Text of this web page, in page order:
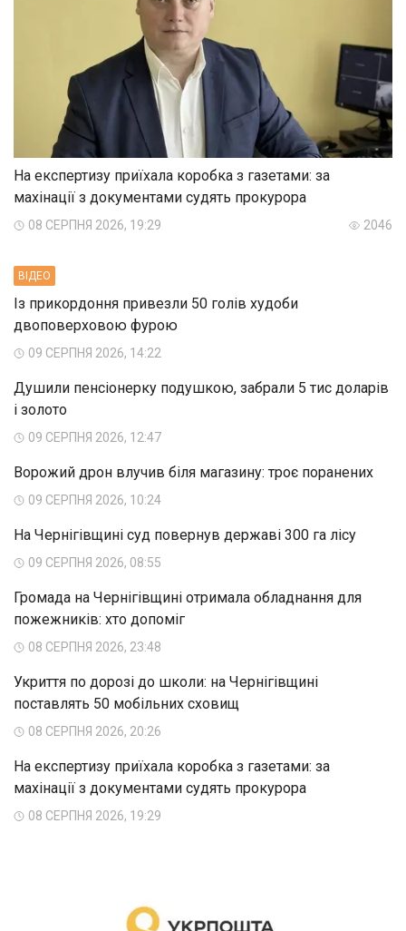
На експертизу приїхала коробка з газетами: за
махінації з документами судять прокурора
08 СЕРПНЯ 2026, 19:29 2046
ВIДЕО
Із прикордоння привезли 50 голів худоби
двоповерховою фурою
09 СЕРПНЯ 2026, 14:22
Душили пенсіонерку подушкою, забрали 5 тис доларів
і золото
09 СЕРПНЯ 2026, 12:47
Ворожий дрон влучив біля магазину: троє поранених
09 СЕРПНЯ 2026, 10:24
На Чернігівщині суд повернув державі 300 га лісу
09 СЕРПНЯ 2026, 08:55
Громада на Чернігівщині отримала обладнання для
пожежників: хто допоміг
08 СЕРПНЯ 2026, 23:48
Укриття по дорозі до школи: на Чернігівщині
поставлять 50 мобільних сховищ
08 СЕРПНЯ 2026, 20:26
На експертизу приїхала коробка з газетами: за
махінації з документами судять прокурора
08 СЕРПНЯ 2026, 19:29